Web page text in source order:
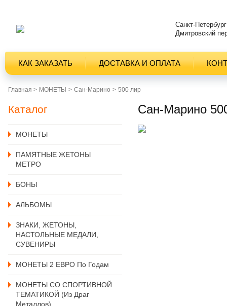
Санкт-Петербург
Дмитровский
КАК ЗАКАЗАТЬ ДОСТАВКА И ОПЛАТА
Главная > MОНЕТЫ Сан-Марино 500 лир
Каталог
MОНЕТЫ
ПАМЯТНЫЕ ЖЕТОНЫ
МЕТРО
БОНЫ
АЛЬБОМЫ
ЗНАКИ, ЖЕТОНЫ,
НАСТОЛЬНЫЕ МЕДАЛИ,
СУВЕНИРЫ
МОНЕТЫ 2 ЕВРО По Годам
МОНЕТЫ СО СПОРТИВНОЙ
ТЕМАТИКОЙ (из Драг
Металлов)
Сан-Марино